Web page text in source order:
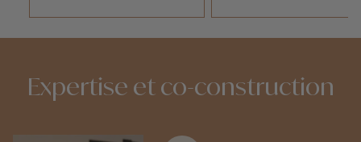
Expertise et co-construction